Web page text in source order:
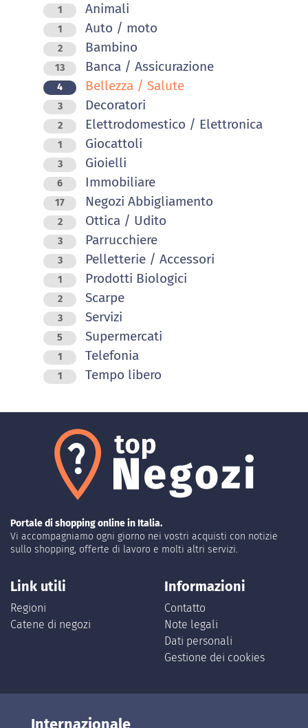
1 Animali
1 Auto / moto
2 Bambino
13 Banca / Assicurazione
4 Bellezza / Salute
3 Decoratori
2 Elettrodomestico / Elettronica
1 Giocattoli
3 Gioielli
6 Immobiliare
17 Negozi Abbigliamento
2 Ottica / Udito
3 Parrucchiere
3 Pelletterie / Accessori
1 Prodotti Biologici
2 Scarpe
3 Servizi
5 Supermercati
1 Telefonia
1 Tempo libero
Portale di shopping online in Italia.
Vi accompagniamo ogni giorno nei vostri acquisti con notizie
sullo shopping, offerte di lavoro e molti altri servizi.
Link utili
Regioni
Catene di negozi
Informazioni
Contatto
Note legali
Dati personali
Gestione dei cookies
Internazionale